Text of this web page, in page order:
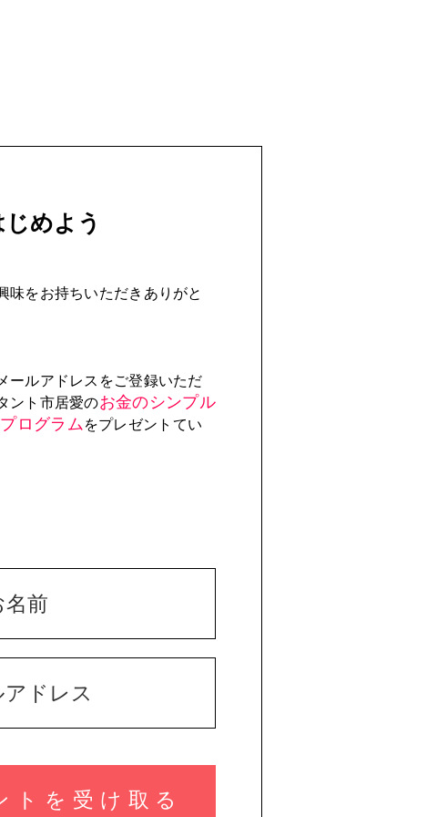
めよう
味をお持ちいただきありがと
ールアドレスをご登録いただ
ント市居愛のお金のシンプル
ログラムをプレゼントてい
トを受け取る